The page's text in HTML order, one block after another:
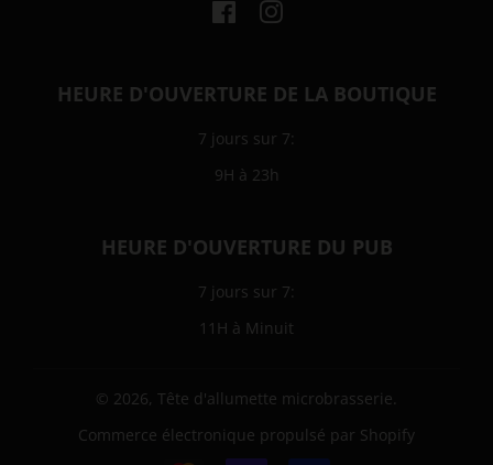
Facebook
HEURE D'OUVERTURE DE LA BOUTIQUE
7 jours sur 7:
9H à 23h
HEURE D'OUVERTURE DU PUB
7 jours sur 7:
11H à Minuit
© 2026, Tête d'allumette microbrasserie.
Commerce électronique propulsé par Shopify